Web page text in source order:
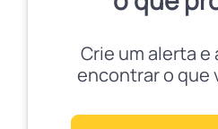
Crie um alerta e
encontrar o que